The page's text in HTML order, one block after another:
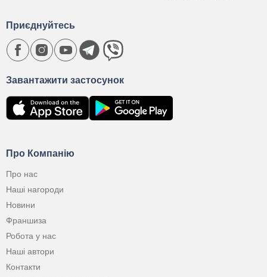
Про Компанію
Про нас
Наші нагороди
Новини
Франшиза
Робота у нас
Наші автори
Контакти
Завантажити застосунок
Приєднуйтесь